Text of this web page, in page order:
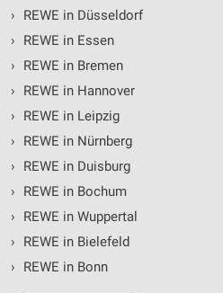
›
REWE in Düsseldorf
›
REWE in Essen
›
REWE in Bremen
›
REWE in Hannover
›
REWE in Leipzig
›
REWE in Nürnberg
›
REWE in Duisburg
›
REWE in Bochum
›
REWE in Wuppertal
›
REWE in Bielefeld
›
REWE in Bonn